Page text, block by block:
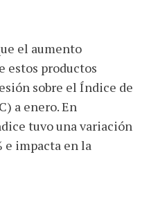
el aumento
estos productos
sobre el Índice de
a enero. En
tuvo una variación
e impacta en la